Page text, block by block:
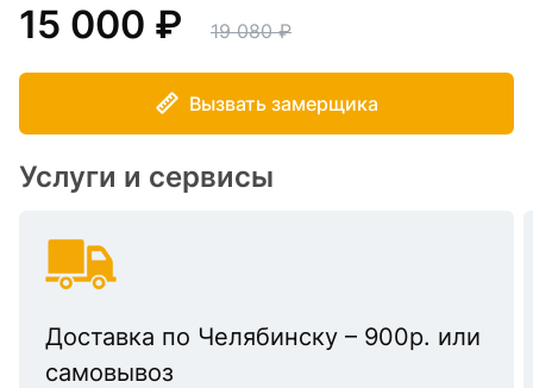
Цвет внешнего покрытия
15 000 19 080
Вызвать замерщика
Услуги и сервисы
Доставка по Челябинску – 900р. или
самовывоз